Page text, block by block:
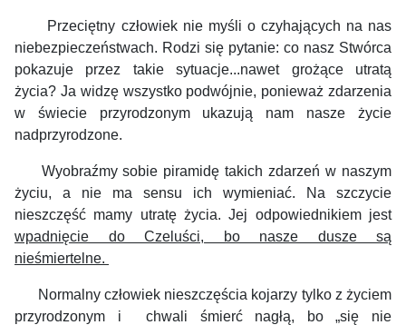
Przeciętny człowiek nie myśli o czyhających na nas
niebezpieczeństwach. Rodzi się pytanie: co nasz Stwórca
pokazuje przez takie sytuacje...nawet grożące utratą
życia? Ja widzę wszystko podwójnie, ponieważ zdarzenia
w świecie przyrodzonym ukazują nam nasze życie
nadprzyrodzone.
Wyobraźmy sobie piramidę takich zdarzeń w naszym
życiu, a nie ma sensu ich wymieniać. Na szczycie
nieszczęść mamy utratę życia. Jej odpowiednikiem jest
wpadnięcie do Czeluści, bo nasze dusze są
nieśmiertelne.
Normalny człowiek nieszczęścia kojarzy tylko z życiem
przyrodzonym i chwali śmierć nagłą, bo „się nie